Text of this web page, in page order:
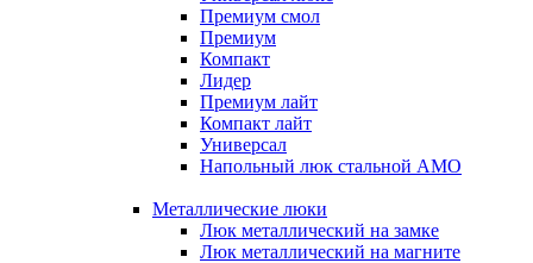
Премиум смол
Премиум
Компакт
Лидер
Премиум лайт
Компакт лайт
Универсал
Напольный люк стальной АМО
Металлические люки
Люк металлический на замке
Люк металлический на магните